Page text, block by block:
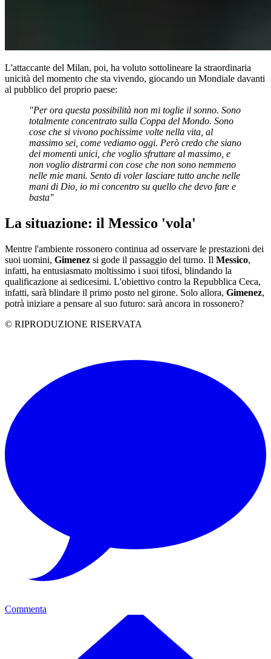
L'attaccante del Milan, poi, ha voluto sottolineare la straordinaria
unicità del momento che sta vivendo, giocando un Mondiale davanti
al pubblico del proprio paese:
"Per ora questa possibilità non mi toglie il sonno. Sono
totalmente concentrato sulla Coppa del Mondo. Sono
cose che si vivono pochissime volte nella vita, al
massimo sei, come vediamo oggi. Però credo che siano
dei momenti unici, che voglio sfruttare al massimo, e
non voglio distrarmi con cose che non sono nemmeno
nelle mie mani. Sento di voler lasciare tutto anche nelle
mani di Dio, io mi concentro su quello che devo fare e
basta"
La situazione: il Messico 'vola'
Mentre l'ambiente rossonero continua ad osservare le prestazioni dei
suoi uomini, Gimenez si gode il passaggio del turno. Il Messico,
infatti, ha entusiasmato moltissimo i suoi tifosi, blindando la
qualificazione ai sedicesimi. L'obiettivo contro la Repubblica Ceca,
infatti, sarà blindare il primo posto nel girone. Solo allora, Gimenez,
potrà iniziare a pensare al suo futuro: sarà ancora in rossonero?
© RIPRODUZIONE RISERVATA
Commenta